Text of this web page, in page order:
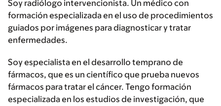
Soy radiólogo intervencionista. Un médico con
formación especializada en el uso de procedimientos
guiados por imágenes para diagnosticar y tratar
enfermedades.
Soy especialista en el desarrollo temprano de
fármacos, que es un científico que prueba nuevos
fármacos para tratar el cáncer. Tengo formación
especializada en los estudios de investigación, que